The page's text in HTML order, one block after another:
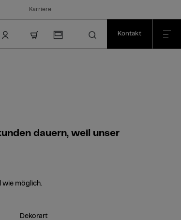
Karriere
Kontakt
dauern, weil unser
wie möglich.
Dekorart